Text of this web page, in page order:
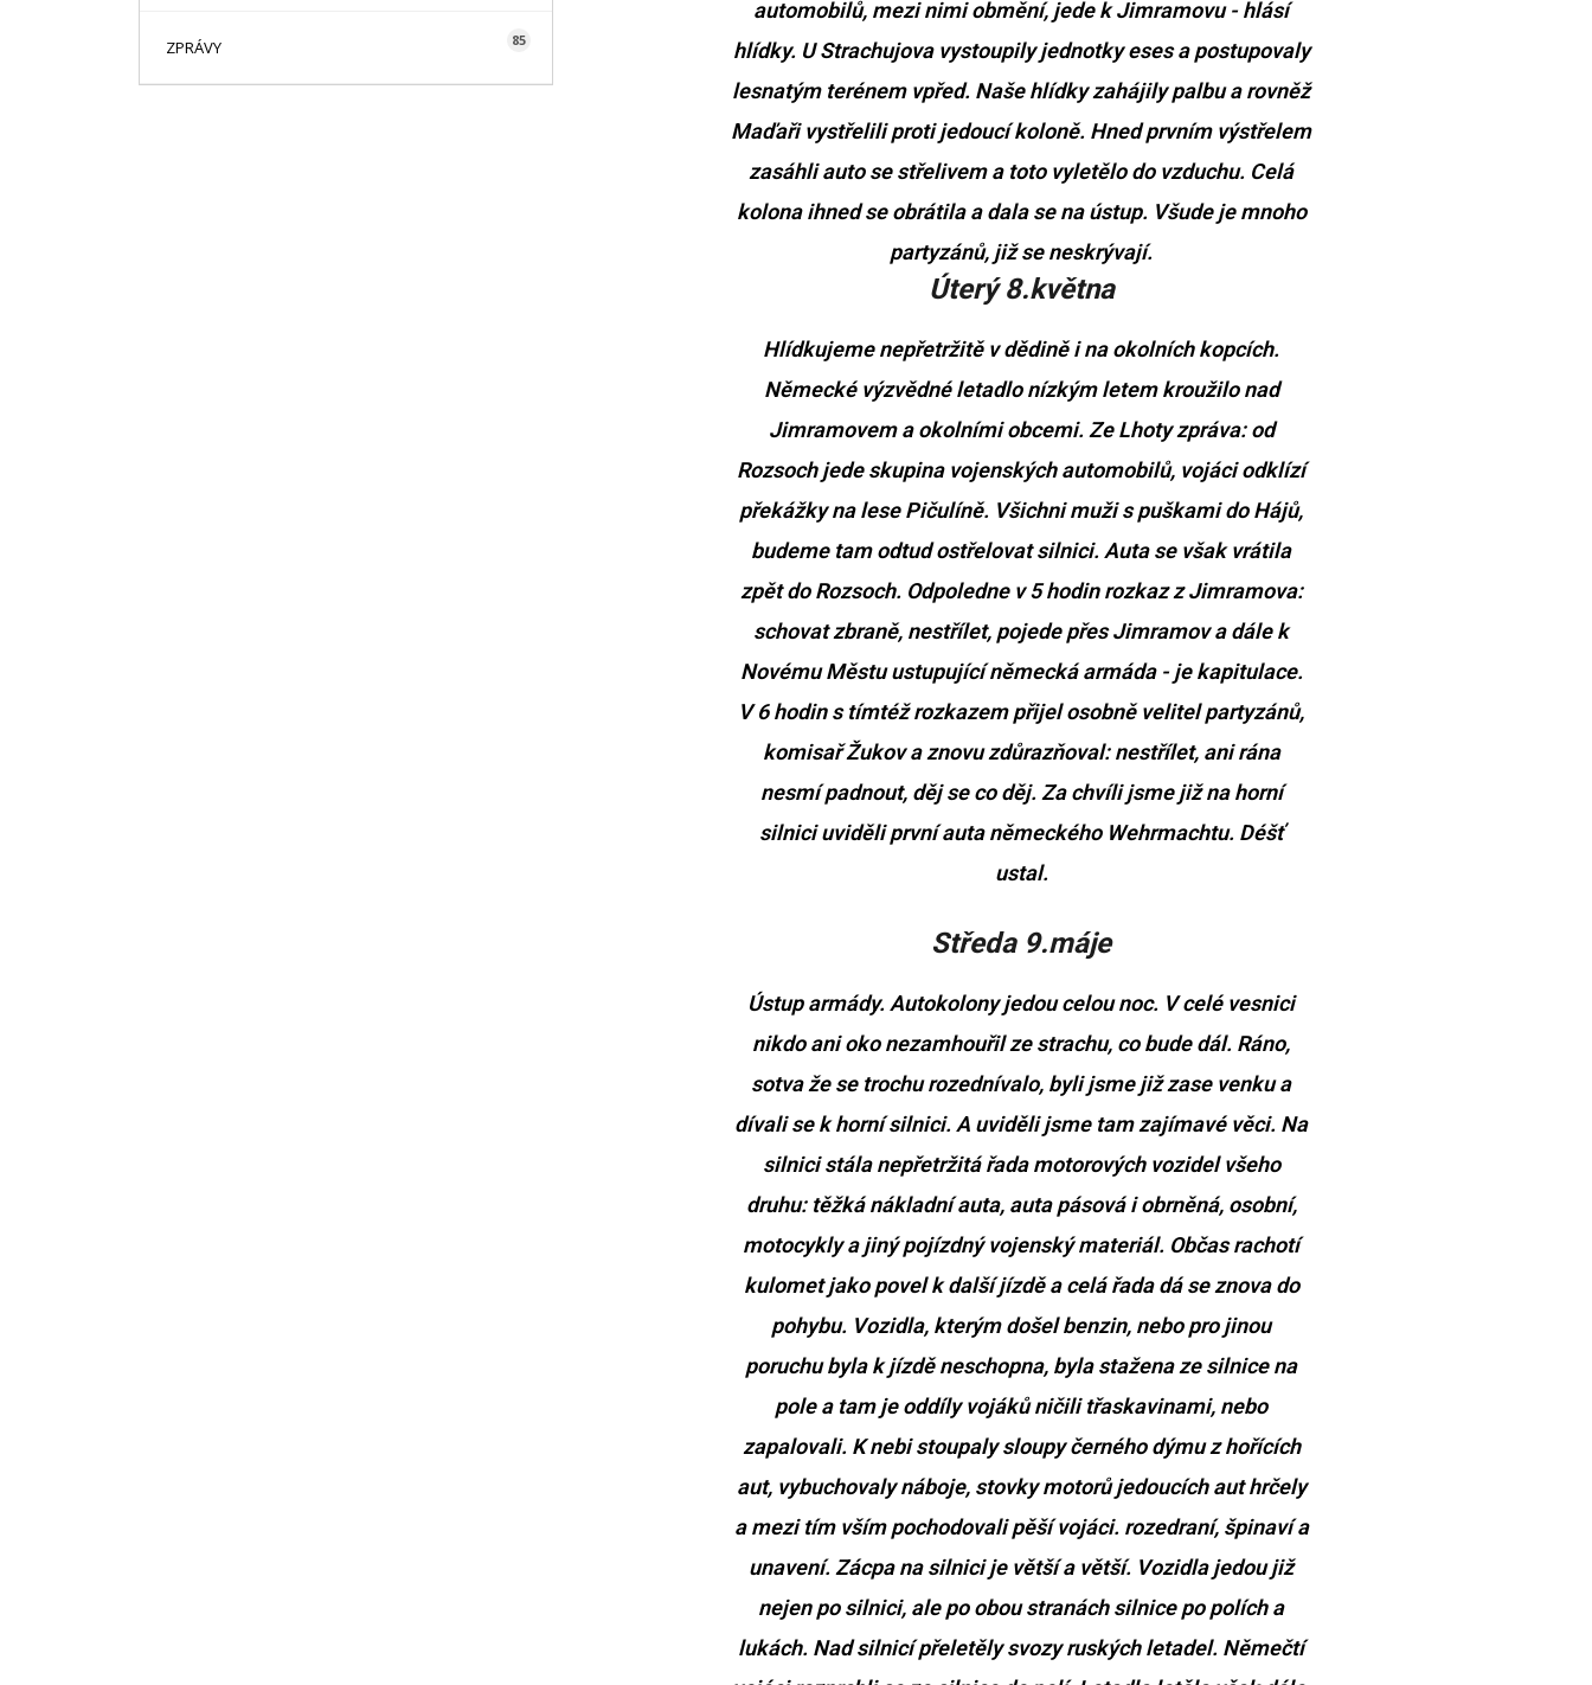
ZPRÁVY 85
automobilů, mezi nimi obmění, jede k Jimramovu - hlásí
hlídky. U Strachujova vystoupily jednotky eses a postupovaly
lesnatým terénem vpřed. Naše hlídky zahájily palbu a rovněž
Maďaři vystřelili proti jedoucí koloně. Hned prvním výstřelem
zasáhli auto se střelivem a toto vyletělo do vzduchu. Celá
kolona ihned se obrátila a dala se na ústup. Všude je mnoho
partyzánů, již se neskrývají.
Úterý 8.května
Hlídkujeme nepřetržitě v dědině i na okolních kopcích.
Německé výzvědné letadlo nízkým letem kroužilo nad
Jimramovem a okolními obcemi. Ze Lhoty zpráva: od
Rozsoch jede skupina vojenských automobilů, vojáci odklízí
překážky na lese Pičulíně. Všichni muži s puškami do Hájů,
budeme tam odtud ostřelovat silnici. Auta se však vrátila
zpět do Rozsoch. Odpoledne v 5 hodin rozkaz z Jimramova:
schovat zbraně, nestřílet, pojede přes Jimramov a dále k
Novému Městu ustupující německá armáda - je kapitulace.
V 6 hodin s tímtéž rozkazem přijel osobně velitel partyzánů,
komisař Žukov a znovu zdůrazňoval: nestřílet, ani rána
nesmí padnout, děj se co děj. Za chvíli jsme již na horní
silnici uviděli první auta německého Wehrmachtu. Déšť
ustal.
Středa 9.máje
Ústup armády. Autokolony jedou celou noc. V celé vesnici
nikdo ani oko nezamhouřil ze strachu, co bude dál. Ráno,
sotva že se trochu rozednívalo, byli jsme již zase venku a
dívali se k horní silnici. A uviděli jsme tam zajímavé věci. Na
silnici stála nepřetržitá řada motorových vozidel všeho
druhu: těžká nákladní auta, auta pásová i obrněná, osobní,
motocykly a jiný pojízdný vojenský materiál. Občas rachotí
kulomet jako povel k další jízdě a celá řada dá se znova do
pohybu. Vozidla, kterým došel benzin, nebo pro jinou
poruchu byla k jízdě neschopna, byla stažena ze silnice na
pole a tam je oddíly vojáků ničili třaskavinami, nebo
zapalovali. K nebi stoupaly sloupy černého dýmu z hořících
aut, vybuchovaly náboje, stovky motorů jedoucích aut hrčely
a mezi tím vším pochodovali pěší vojáci. rozedraní, špinaví a
unavení. Zácpa na silnici je větší a větší. Vozidla jedou již
nejen po silnici, ale po obou stranách silnice po polích a
lukách. Nad silnicí přeletěly svozy ruských letadel. Němečtí